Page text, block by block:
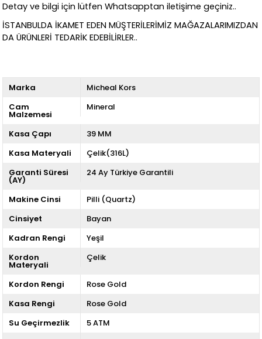
Detay ve bilgi için lütfen Whatsapptan iletişime geçiniz..
İSTANBULDA İKAMET EDEN MÜŞTERİLERİMİZ MAĞAZALARIMIZDAN
DA ÜRÜNLERİ TEDARİK EDEBİLİRLER..
Marka
Micheal Kors
Cam
Malzemesi
Mineral
Kasa Çapı
39 MM
Kasa Materyali
Çelik(316L)
Garanti Süresi
(AY)
24 Ay Türkiye Garantili
Makine Cinsi
Pilli (Quartz)
Cinsiyet
Bayan
Kadran Rengi
Yeşil
Kordon
Materyali
Çelik
Kordon Rengi
Rose Gold
Kasa Rengi
Rose Gold
Su Geçirmezlik
5 ATM